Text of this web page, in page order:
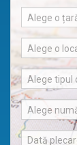
Alege o
Alege o
Alege tipul
Alege